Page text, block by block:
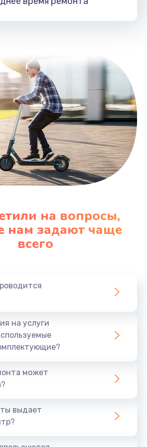
на вопросы,
нам задают чаще
всего
на услуги
может
выдает